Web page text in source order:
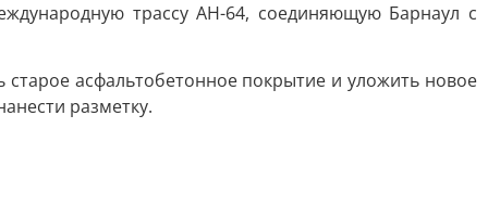
трассу АН-64, соединяющую Барнаул с
асфальтобетонное покрытие и уложить новое
разметку.